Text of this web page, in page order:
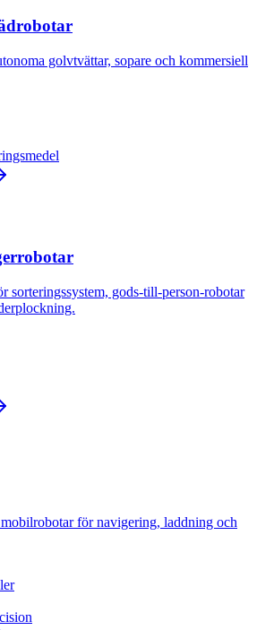
golvtvättar, sopare och kommersiell
sorteringssystem, gods-till-person-robotar
för navigering, laddning och